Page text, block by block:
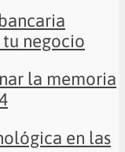
negocio
la memoria
en las